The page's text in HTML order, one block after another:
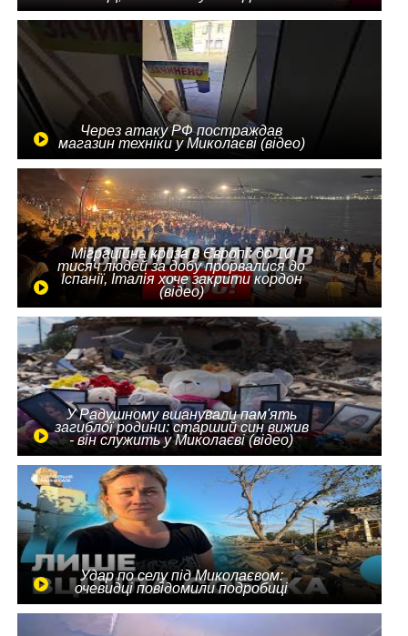
Через атаку РФ постраждав
магазин техніки у Миколаєві (відео)
Міграційна криза в Європі: до 10
тисяч людей за добу прорвалися до
Іспанії, Італія хоче закрити кордон
(відео)
У Радушному вшанували пам'ять
загиблої родини: старший син вижив
- він служить у Миколаєві (відео)
Удар по селу під Миколаєвом:
очевидці повідомили подробиці